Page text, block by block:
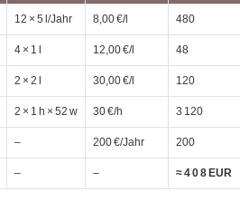
12 × 5 l/Jahr 8,00 €/l 480
4 × 1 l 12,00 €/l 48
2 × 2 l 30,00 €/l 120
2 × 1 h × 52 w 30 €/h 3 120
– 200 €/Jahr 200
– – ≈ 4 0 8 EUR